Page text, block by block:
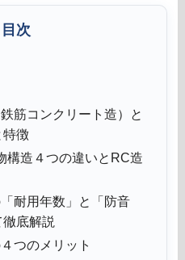
目次
筋コンクリート造）と
特徴
構造４つの違いとRC造
耐用年数」と「防音
底解説
つのメリット